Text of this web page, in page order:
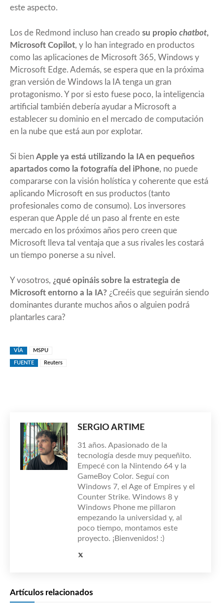
este aspecto.
Los de Redmond incluso han creado su propio chatbot,
Microsoft Copilot, y lo han integrado en productos
como las aplicaciones de Microsoft 365, Windows y
Microsoft Edge. Además, se espera que en la próxima
gran versión de Windows la IA tenga un gran
protagonismo. Y por si esto fuese poco, la inteligencia
artificial también debería ayudar a Microsoft a
establecer su dominio en el mercado de computación
en la nube que está aun por explotar.
Si bien Apple ya está utilizando la IA en pequeños
apartados como la fotografía del iPhone, no puede
compararse con la visión holística y coherente que está
aplicando Microsoft en sus productos (tanto
profesionales como de consumo). Los inversores
esperan que Apple dé un paso al frente en este
mercado en los próximos años pero creen que
Microsoft lleva tal ventaja que a sus rivales les costará
un tiempo ponerse a su nivel.
Y vosotros, ¿qué opináis sobre la estrategia de
Microsoft entorno a la IA? ¿Creéis que seguirán siendo
dominantes durante muchos años o alguien podrá
plantarles cara?
VÍA MSPU
FUENTE Reuters
SERGIO ARTIME
31 años. Apasionado de la
tecnología desde muy pequeñito.
Empecé con la Nintendo 64 y la
GameBoy Color. Seguí con
Windows 7, el Age of Empires y el
Counter Strike. Windows 8 y
Windows Phone me pillaron
empezando la universidad y, al
poco tiempo, montamos este
proyecto. ¡Bienvenidos! :)
Artículos relacionados